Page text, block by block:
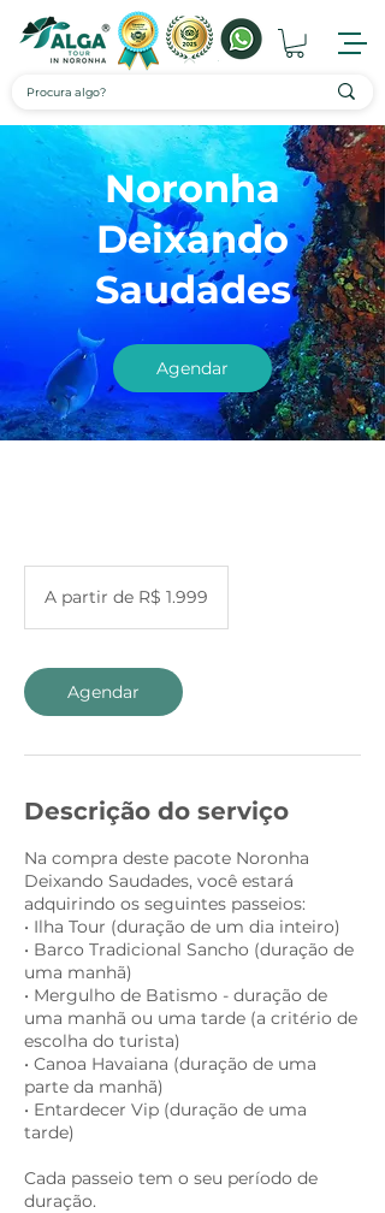
Noronha
Deixando
Saudades
Agendar
Reais
A partir de R$ 1.999
Agendar
Descrição do serviço
Na compra deste pacote Noronha
Deixando Saudades, você estará
adquirindo os seguintes passeios:
• Ilha Tour (duração de um dia inteiro)
• Barco Tradicional Sancho (duração de
uma manhã)
• Mergulho de Batismo - duração de
uma manhã ou uma tarde (a critério de
escolha do turista)
• Canoa Havaiana (duração de uma
parte da manhã)
• Entardecer Vip (duração de uma
tarde)
Cada passeio tem o seu período de
duração.